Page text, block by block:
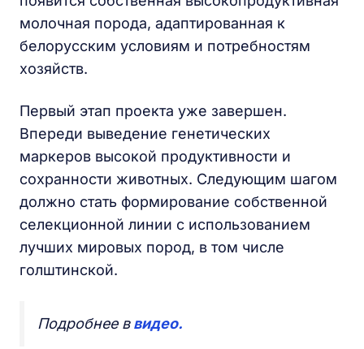
молочная порода, адаптированная к
белорусским условиям и потребностям
хозяйств.
Первый этап проекта уже завершен.
Впереди выведение генетических
маркеров высокой продуктивности и
сохранности животных. Следующим шагом
должно стать формирование собственной
селекционной линии с использованием
лучших мировых пород, в том числе
голштинской.
Подробнее в видео.